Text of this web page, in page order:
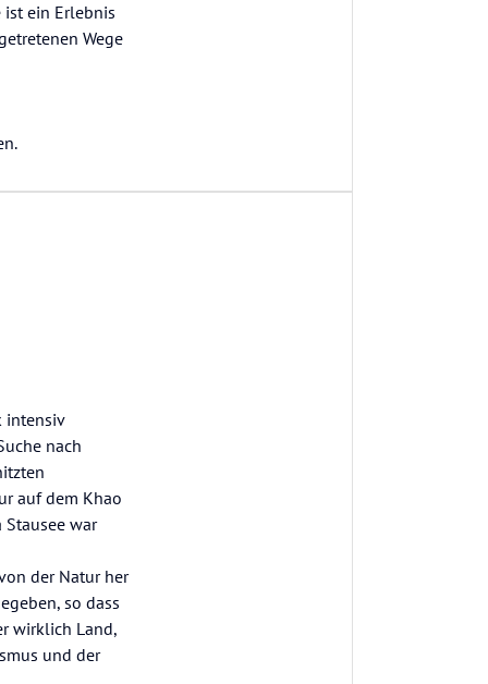
ist ein Erlebnis
Wege
intensiv
nach
auf dem Khao
Stausee war
der Natur her
so dass
wirklich Land,
und der